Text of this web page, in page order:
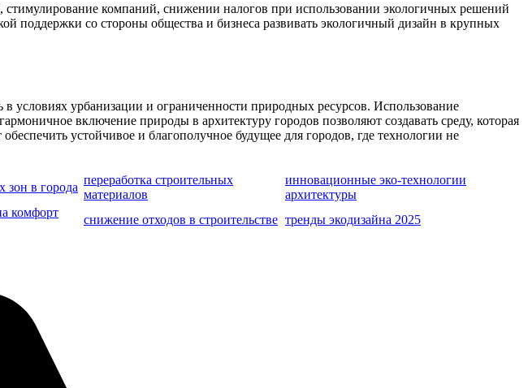
стимулирование компаний, снижении налогов при использовании экологичных решений
поддержки со стороны общества и бизнеса развивать экологичный дизайн в крупных
урбанизации и ограниченности природных ресурсов. Использование
включение природы в архитектуру городов позволяют создавать среду, которая
устойчивое и благополучное будущее для городов, где технологии не
зон в города
переработка строительных
материалов
инновационные эко-технологии
архитектуры
комфорт
снижение отходов в строительстве тренды экодизайна 2025